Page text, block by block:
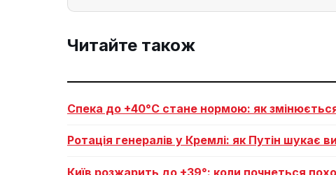
Читайте також
Спека до +40°C стане нормою: як
Ротація генералів у Кремлі: як Путін шукає
Київ розжарить до +39°: коли почнеться